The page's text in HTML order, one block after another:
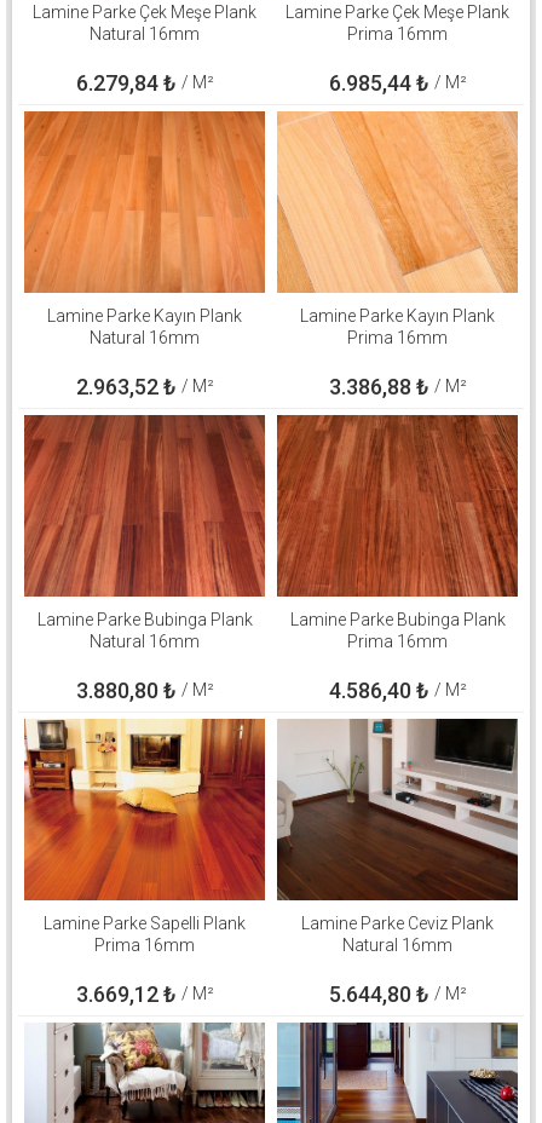
Lamine Parke Çek Meşe Plank
Natural 16mm
6.279,84₺ / M²
Lamine Parke Çek Meşe Plank
Prima 16mm
6.985,44₺ / M²
Lamine Parke Kayın Plank
Natural 16mm
2.963,52₺ / M²
Lamine Parke Kayın Plank
Prima 16mm
3.386,88 ₺ / M²
Lamine Parke Bubinga Plank
Natural 16mm
3.880,80₺ / M²
Lamine Parke Bubinga Plank
Prima 16mm
4.586,40₺ / M²
Lamine Parke Sapelli Plank
Prima 16mm
3.669,12₺ / M²
Lamine Parke Ceviz Plank
Natural 16mm
5.644,80₺ / M²